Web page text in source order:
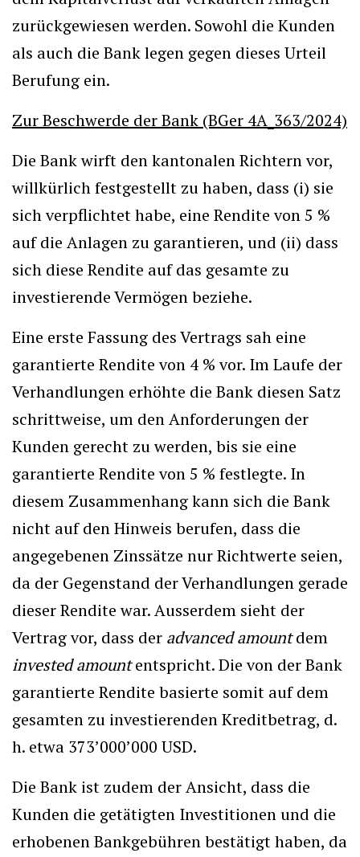
zurückgewiesen werden. Sowohl die Kunden
als auch die Bank legen gegen dieses Urteil
Berufung ein.
Zur Beschwerde der Bank (BGer 4A_363/2024)
Die Bank wirft den kantonalen Richtern vor,
willkürlich festgestellt zu haben, dass (i) sie
sich verpflichtet habe, eine Rendite von 5 %
auf die Anlagen zu garantieren, und (ii) dass
sich diese Rendite auf das gesamte zu
investierende Vermögen beziehe.
Eine erste Fassung des Vertrags sah eine
garantierte Rendite von 4 % vor. Im Laufe der
Verhandlungen erhöhte die Bank diesen Satz
schrittweise, um den Anforderungen der
Kunden gerecht zu werden, bis sie eine
garantierte Rendite von 5 % festlegte. In
diesem Zusammenhang kann sich die Bank
nicht auf den Hinweis berufen, dass die
angegebenen Zinssätze nur Richtwerte seien,
da der Gegenstand der Verhandlungen gerade
dieser Rendite war. Ausserdem sieht der
Vertrag vor, dass der advanced amountdem
invested amountentspricht. Die von der Bank
garantierte Rendite basierte somit auf dem
gesamten zu investierenden Kreditbetrag, d.
h. etwa 373’000’000 USD.
Die Bank ist zudem der Ansicht, dass die
Kunden die getätigten Investitionen und die
erhobenen Bankgebühren bestätigt haben, da